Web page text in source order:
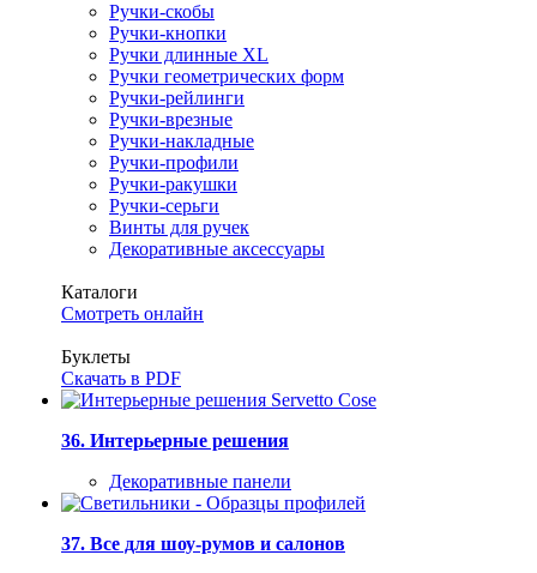
Ручки-скобы
Ручки-кнопки
Ручки длинные XL
Ручки геометрических форм
Ручки-рейлинги
Ручки-врезные
Ручки-накладные
Ручки-профили
Ручки-ракушки
Ручки-серьги
Винты для ручек
Декоративные аксессуары
Каталоги
Смотреть онлайн
Буклеты
Скачать в PDF
36. Интерьерные решения
Декоративные панели
37. Все для шоу-румов и салонов